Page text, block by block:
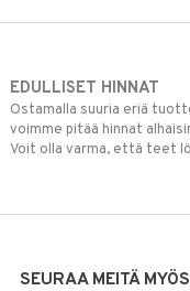
EDULLISET HINNAT
Ostamalla suuria eriä
voimme pitää hinnat
Voit olla varma, että teet
SEURAA MEITÄ